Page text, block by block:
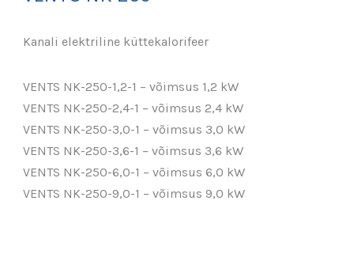
Kanali elektriline küttekalorifeer
VENTS NK-250-1,2-1 – võimsus 1,2 kW
VENTS NK-250-2,4-1 – võimsus 2,4 kW
VENTS NK-250-3,0-1 – võimsus 3,0 kW
VENTS NK-250-3,6-1 – võimsus 3,6 kW
VENTS NK-250-6,0-1 – võimsus 6,0 kW
VENTS NK-250-9,0-1 – võimsus 9,0 kW